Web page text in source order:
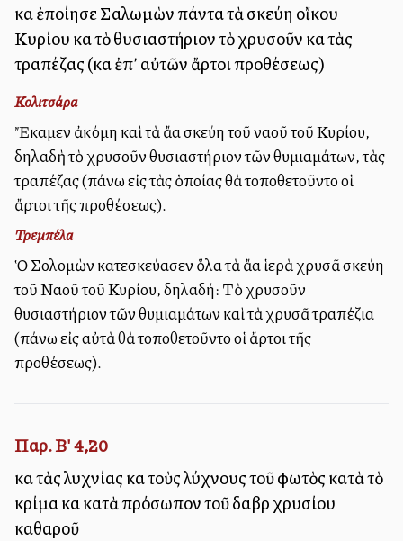
καὶ ἐποίησε Σαλωμὼν πάντα τὰ σκεύη οἴκου
Κυρίου καὶ τὸ θυσιαστήριον τὸ χρυσοῦν καὶ τὰς
τραπέζας (καὶ ἐπ’ αὐτῶν ἄρτοι προθέσεως)
Κολιτσάρα
Ἔκαμεν ἀκόμη καὶ τὰ ἄλλα σκεύη τοῦ ναοῦ τοῦ Κυρίου,
δηλαδὴ τὸ χρυσοῦν θυσιαστήριον τῶν θυμιαμάτων, τὰς
τραπέζας (ἐπάνω εἰς τὰς ὁποίας θὰ ἐτοποθετοῦντο οἱ
ἄρτοι τῆς προθέσεως).
Τρεμπέλα
Ὁ Σολομὼν κατεσκεύασεν ὅλα τὰ ἄλλα ἱερὰ χρυσᾶ σκεύη
τοῦ Ναοῦ τοῦ Κυρίου, δηλαδή: Τὸ χρυσοῦν
θυσιαστήριον τῶν θυμιαμάτων καὶ τὰ χρυσᾶ τραπέζια
(ἐπάνω εἰς αὐτὰ θὰ ἐτοποθετοῦντο οἱ ἄρτοι τῆς
προθέσεως).
Παρ. Β' 4,20
καὶ τὰς λυχνίας καὶ τοὺς λύχνους τοῦ φωτὸς κατὰ τὸ
κρίμα καὶ κατὰ πρόσωπον τοῦ δαβὶρ χρυσίου
καθαροῦ